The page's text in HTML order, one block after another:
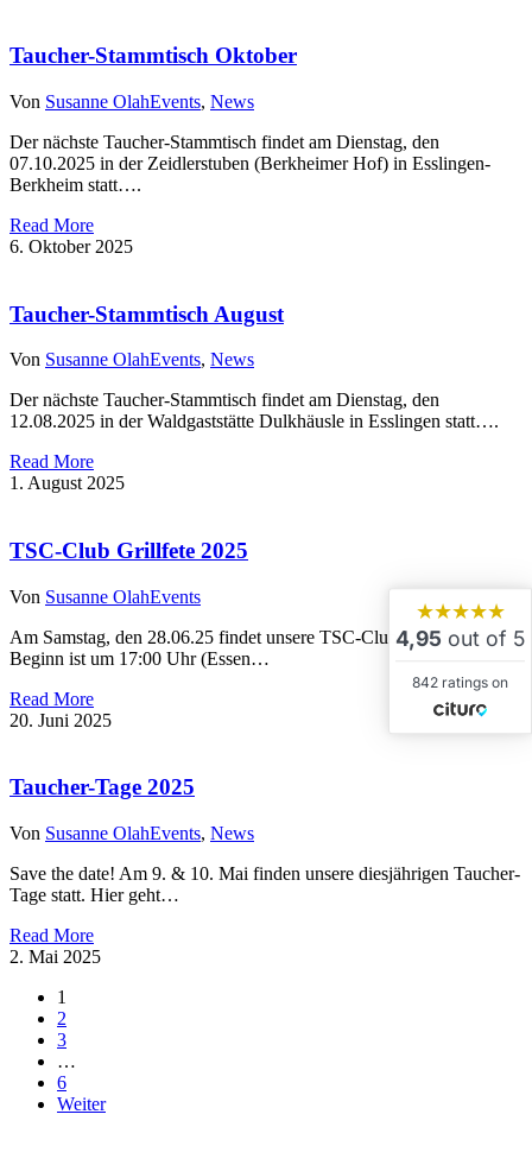
Taucher-Stammtisch Oktober
Von Susanne OlahEvents, News
Der nächste Taucher-Stammtisch findet am Dienstag, den
07.10.2025 in der Zeidlerstuben (Berkheimer Hof) in Esslingen-
Berkheim statt….
Read More
6. Oktober 2025
Taucher-Stammtisch August
Von Susanne OlahEvents, News
Der nächste Taucher-Stammtisch findet am Dienstag, den
12.08.2025 in der Waldgaststätte Dulkhäusle in Esslingen statt….
Read More
1. August 2025
TSC-Club Grillfete 2025
Von Susanne OlahEvents
Am Samstag, den 28.06.25 findet unsere TSC-Club Grillfete statt.
Beginn ist um 17:00 Uhr (Essen…
Read More
20. Juni 2025
Taucher-Tage 2025
Von Susanne OlahEvents, News
Save the date! Am 9. & 10. Mai finden unsere diesjährigen Taucher-
Tage statt. Hier geht…
Read More
2. Mai 2025
1
2
3
…
6
Weiter
★★★★★
4,95 out of 5
842 ratings on